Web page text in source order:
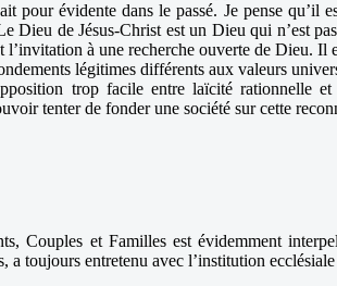
évidente dans le passé. Je pense qu’il
Dieu de Jésus-Christ est un Dieu qui n’est
à une recherche ouverte de Dieu.
légitimes différents aux valeurs
trop facile entre laïcité rationnelle
tenter de fonder une société sur cette
Couples et Familles est évidemment
toujours entretenu avec l’institution